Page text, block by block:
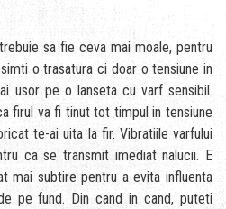
sa fie ceva mai moale, pentru
o trasatura ci doar o tensiune in
usor pe o lanseta cu varf sensibil.
firul va fi tinut tot timpul in tensiune
te-ai uita la fir. Vibratiile varfului
ca se transmit imediat nalucii. E
mai subtire pentru a evita influenta
pe fund. Din cand in cand, puteti